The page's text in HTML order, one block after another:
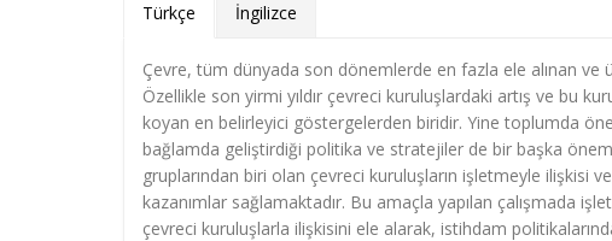
Türkçe İngilizce
Çevre, tüm dünyada son dönemlerde en fazla ele alınan ve
Özellikle son yirmi yıldır çevreci kuruluşlardaki artış ve bu
koyan en belirleyici göstergelerden biridir. Yine toplumda
bağlamda geliştirdiği politika ve stratejiler de bir başka
gruplarından biri olan çevreci kuruluşların işletmeyle ilişkisi
kazanımlar sağlamaktadır. Bu amaçla yapılan çalışmada
çevreci kuruluşlarla ilişkisini ele alarak, istihdam